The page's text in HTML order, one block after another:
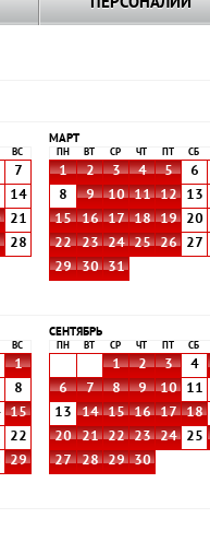
ВС
7
14
21
28
МАРТ
ПН ВТ СР ЧТ СБ
1 2 3 4 5 6
8
9 10 11 12 13
15
16 17 18 19 20
22
23 24 25 26 27
29
30 31
ВС
1
8
15
22
29
СЕНТЯБРЬ
ПН ВТ СР ЧТ СБ
1 2 3 4
6
7 8 9 10 11
13
14 15 16 17 18
20
21 22 23 24 25
27
28 29 30